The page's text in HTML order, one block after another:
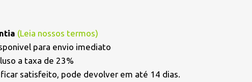
(Leia nossos termos)
para envio imediato
a taxa de 23%
ficar satisfeito, pode devolver em até 14 dias.